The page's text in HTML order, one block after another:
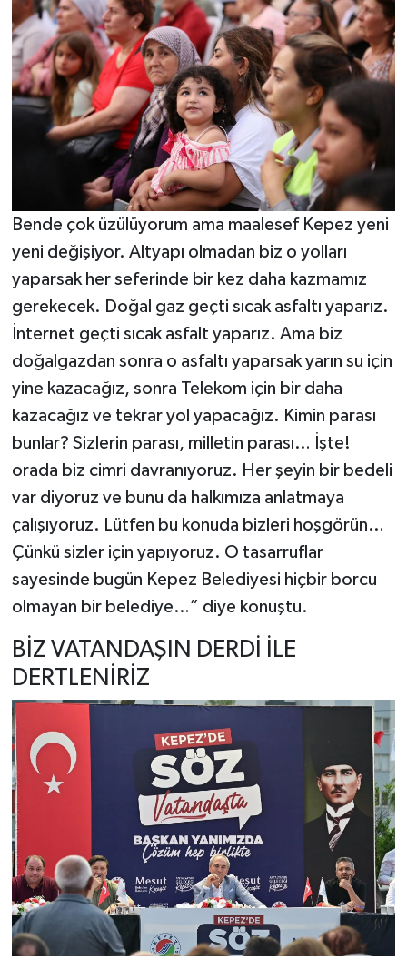
Bende çok üzülüyorum ama maalesef Kepez yeni
yeni değişiyor. Altyapı olmadan biz o yolları
yaparsak her seferinde bir kez daha kazmamız
gerekecek. Doğal gaz geçti sıcak asfaltı yaparız.
İnternet geçti sıcak asfalt yaparız. Ama biz
doğalgazdan sonra o asfaltı yaparsak yarın su için
yine kazacağız, sonra Telekom için bir daha
kazacağız ve tekrar yol yapacağız. Kimin parası
bunlar? Sizlerin parası, milletin parası… İşte!
orada biz cimri davranıyoruz. Her şeyin bir bedeli
var diyoruz ve bunu da halkımıza anlatmaya
çalışıyoruz. Lütfen bu konuda bizleri hoşgörün…
Çünkü sizler için yapıyoruz. O tasarruflar
sayesinde bugün Kepez Belediyesi hiçbir borcu
olmayan bir belediye…” diye konuştu.
BİZ VATANDAŞIN DERDİ İLE
DERTLENİRİZ